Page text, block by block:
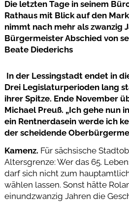
Die letzten Tage in seinem
Rathaus mit Blick auf den
nimmt nach mehr als zwanzig
Bürgermeister Abschied von
Beate Diederichs
In der Lessingstadt endet in
Drei Legislaturperioden lang
ihrer Spitze. Ende November
Michael Preuß. „Ich gehe nun
ein Rentnerdasein werde ich
der scheidende
Kamenz. Für sächsische
Altersgrenze: Wer das 65.
darf sich nicht zum
wählen lassen. Sonst hätte
einundzwanzig Jahren die